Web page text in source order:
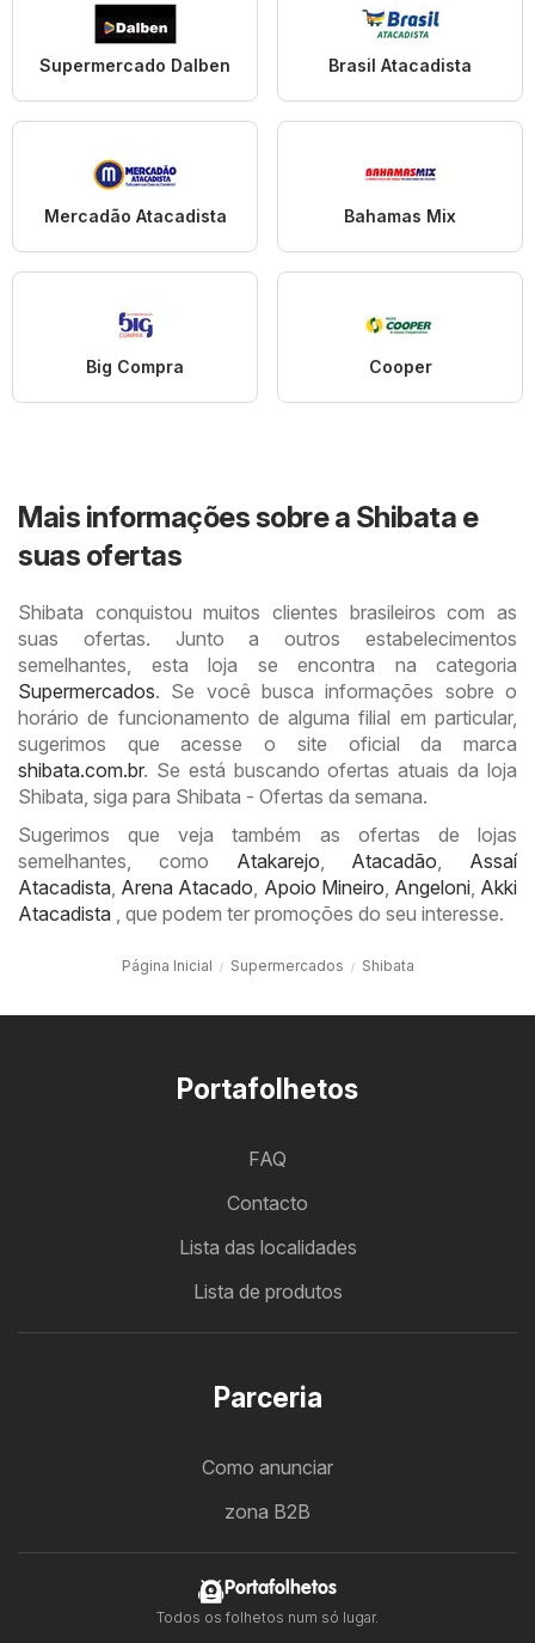
Supermercado Dalben Brasil Atacadista
Mercadão Atacadista Bahamas Mix
Big Compra Cooper
Mais informações sobre a Shibata e
suas ofertas
Shibata conquistou muitos clientes brasileiros com as
suas ofertas. Junto a outros estabelecimentos
semelhantes, esta loja se encontra na categoria
Supermercados. Se você busca informações sobre o
horário de funcionamento de alguma filial em particular,
sugerimos que acesse o site oficial da marca
shibata.com.br. Se está buscando ofertas atuais da loja
Shibata, siga para Shibata - Ofertas da semana.
Sugerimos que veja também as ofertas de lojas
semelhantes, como Atakarejo Atacadão
Assaí
Atacadista Arena Atacado Apoio Mineiro Angeloni, Akki
Atacadista , que podem ter promoções do seu interesse.
Página Inicial Supermercados Shibata
Portafolhetos
FAQ
Contacto
Lista das localidades
Lista de produtos
Parceria
Como anunciar
zona B2B
Portafolhetos
Todos os folhetos num só lugar.